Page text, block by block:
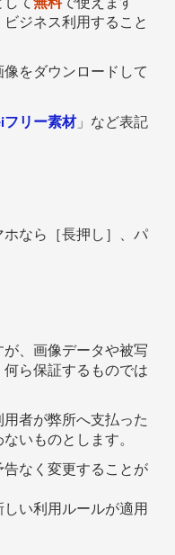
ジネス利用すること
をダウンロードして
リー素材」など表記
なら［長押し］、パ
、画像データや被写
ら保証するものでは
者が弊所へ支払った
いものとします。
なく変更することが
い利用ルールが適用